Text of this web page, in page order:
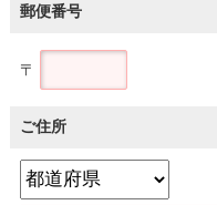
郵便番号
〒
ご住所